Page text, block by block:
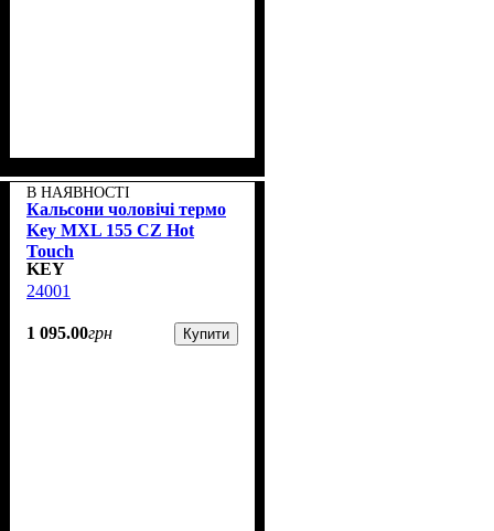
В НАЯВНОСТІ
Кальсони чоловічі термо
Key MXL 155 CZ Hot
Touch
KEY
24001
1 095.00грн Купити